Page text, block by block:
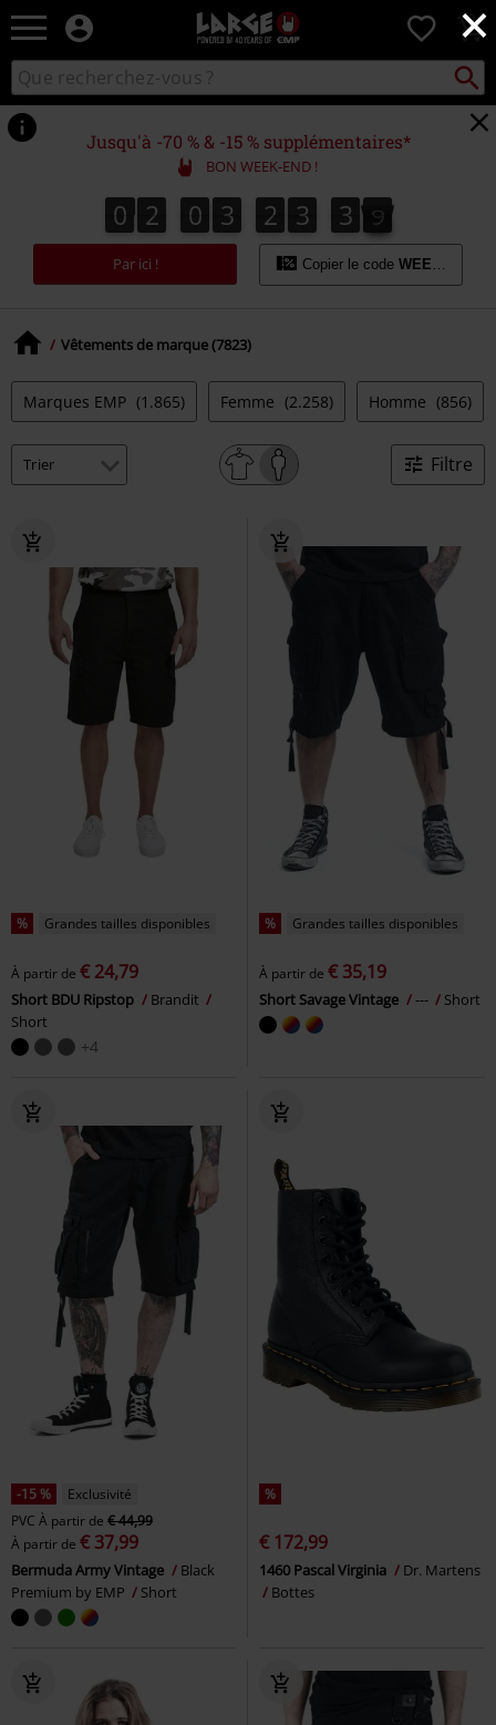
×
EMP
-
Merchandising
Gaming,
Films
&
Séries
TV
Modes
alternatives
0
Rechercher
sur
le
catalogue
Jusqu'à -70 % & -15 % supplémentaires*
BON WEEK-END !
0
0 2
2 0
0 3
3 2
2 3
3 3
4
3 6
7
6
8
7
Par ici ! Copier le code WEEKEND
Vêtements de marque (7823)
Marques EMP (1.865) Femme (2.258) Homme (856)
Filtre
% Grandes tailles disponibles
À partir de € 24,79
Short BDU Ripstop
Brandit
Short
+4
% Grandes tailles disponibles
À partir de € 35,19
Short Savage Vintage --- Short
-15 %
Exclusivité
PVC À partir de € 44,99
À partir de € 37,99
Bermuda Army Vintage
Black
Premium by EMP
Short
%
€ 172,99
1460 Pascal Virginia
Dr. Martens
Bottes